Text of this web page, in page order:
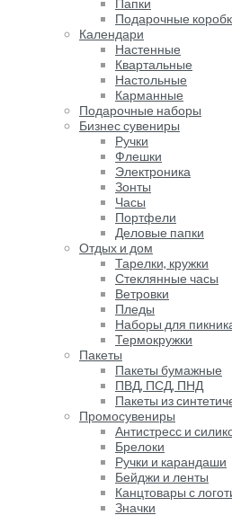
Папки
Подарочные
Календари
Настенные
Квартальные
Настольные
Карманные
Подарочные наборы
Бизнес сувениры
Ручки
Флешки
Электроника
Зонты
Часы
Портфели
Деловые папки
Отдых и дом
Тарелки, кружки
Стеклянные часы
Ветровки
Пледы
Наборы для
Термокружки
Пакеты
Пакеты бумажные
ПВД, ПСД, ПНД
Пакеты из
Промосувениры
Антистресс и
Брелоки
Ручки и карандаши
Бейджи и ленты
Канцтовары с
Значки